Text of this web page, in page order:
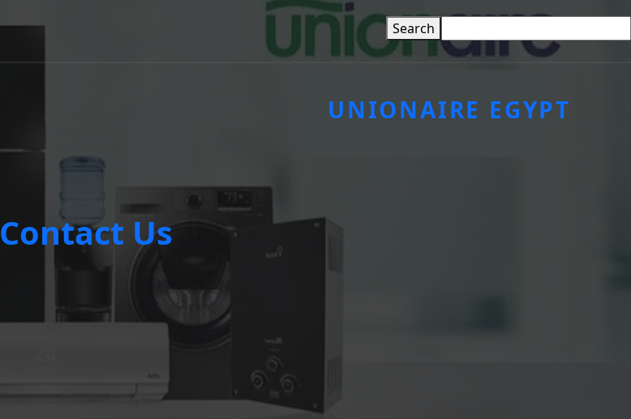
e
Search
UNIONAIRE EGYPT
Contact Us